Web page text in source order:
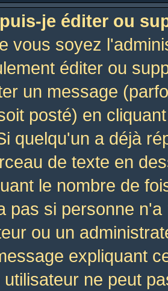
je éditer ou
vous soyez
éditer ou
un message
posté) en
quelqu'un a déjà
de texte en
le nombre de
pas si personne
ou un
expliquant
utilisateur ne peut